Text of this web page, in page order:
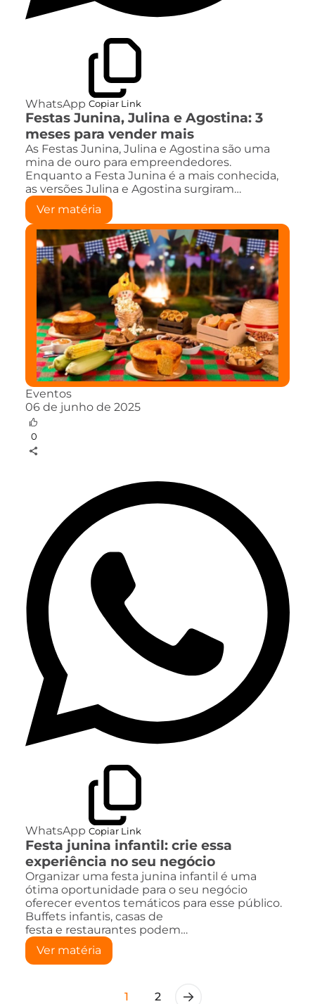
WhatsApp Copiar Link
Festas Junina, Julina e Agostina: 3
meses para vender mais
As Festas Junina, Julina e Agostina são uma
mina de ouro para empreendedores.
Enquanto a Festa Junina é a mais conhecida,
as versões Julina e Agostina surgiram…
Ver matéria
Eventos
06 de junho de 2025
0
WhatsApp Copiar Link
Festa junina infantil: crie essa
experiência no seu negócio
Organizar uma festa junina infantil é uma
ótima oportunidade para o seu negócio
oferecer eventos temáticos para esse público.
Buffets infantis, casas de
festa e restaurantes podem…
Ver matéria
1 2